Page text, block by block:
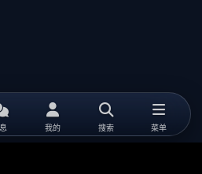
我的 搜索 菜单